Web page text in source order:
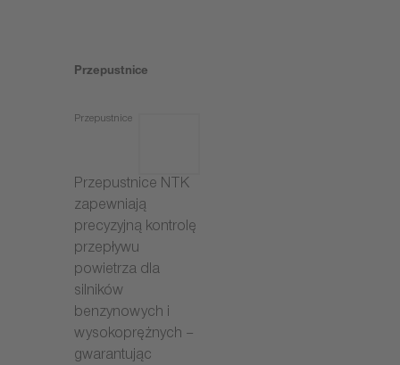
Przepustnice
Przepustnice
Przepustnice NTK
zapewniają
precyzyjną kontrolę
przepływu
powietrza dla
silników
benzynowych i
wysokoprężnych –
gwarantując